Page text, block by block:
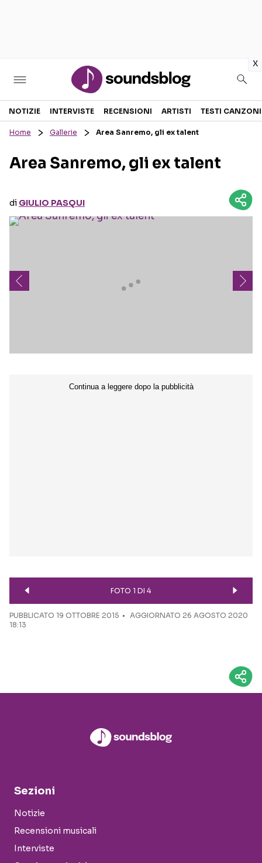
x
Sezioni
RECENSIONI MUSICALI
GOSSIP E CURIOSITÀ
TESTI CANZONI
Seguici sui social
NOTIZIE INTERVISTE RECENSIONI ARTISTI TESTI CANZONI
Home Gallerie Area Sanremo, gli ex talent
Area Sanremo, gli ex talent
di GIULIO PASQUI
FOTO 1 DI 4
PUBBLICATO 19 OTTOBRE 2015
AGGIORNATO 26 AGOSTO 2020
18:13
Sezioni
Notizie
Recensioni musicali
Interviste